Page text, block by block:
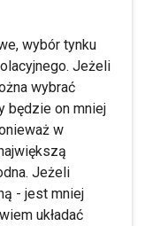
wybór tynku
Jeżeli
wybrać
będzie on mniej
w
Jeżeli
- jest mniej
układać